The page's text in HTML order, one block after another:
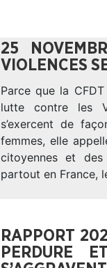
25
VIOLENCES
Parce que la
lutte contre les
s’exercent de
femmes, elle
citoyennes et
partout en France,
RAPPORT
PERDURE